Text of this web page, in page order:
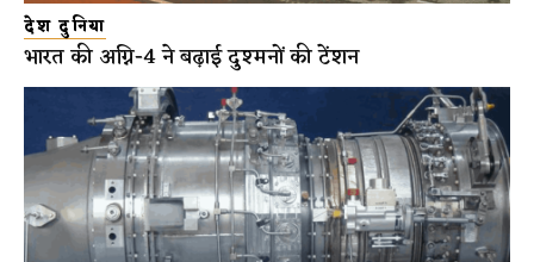
देश दुनिया
भारत की अग्नि-4 ने बढ़ाई दुश्मनों की टेंशन